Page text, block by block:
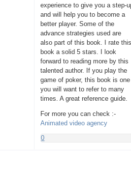
experience to give you a step-
and will help you to become a
better player. Some of the
advance strategies used are
also part of this book. I rate
book a solid 5 stars. I look
forward to reading more by this
talented author. If you play the
game of poker, this book is one
you will want to refer to many
times. A great reference guide.
For more you can check :-
Animated video agency
0